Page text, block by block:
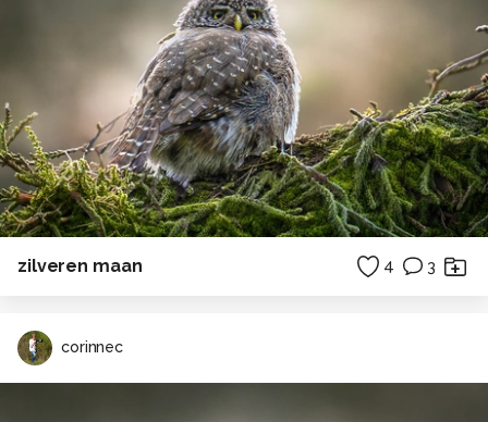
zilveren maan 4 3
corinnec